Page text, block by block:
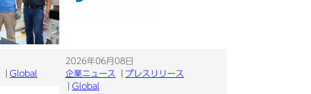
Global
2026年06月08日
企業ニュース
プレスリリース
Global